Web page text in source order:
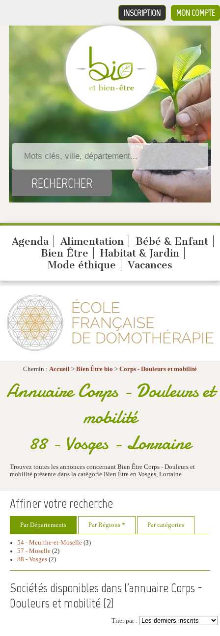
MON COMPTE
INSCRIPTION
Agenda Alimentation
Bébé & Enfant
Bien Être
Habitat & Jardin
Mode éthique
Vacances
Chemin : Accueil > Bien Être bio > Corps - Douleurs et mobilité
Annuaire Corps - Douleurs et
mobilité
88 - Vosges - Lorraine
Trouvez toutes les annonces concernant Bien Être Corps - Douleurs et
mobilité présente dans la catégorie Bien Être en Vosges, Lorraine
Affiner votre recherche
Par Départements Par Régions * Par catégories
54 - Meurthe-et-Moselle (3)
57 - Moselle (2)
88 - Vosges (2)
Sociétés disponibles dans l'annuaire Corps -
Douleurs et mobilité (2)
Trier par :